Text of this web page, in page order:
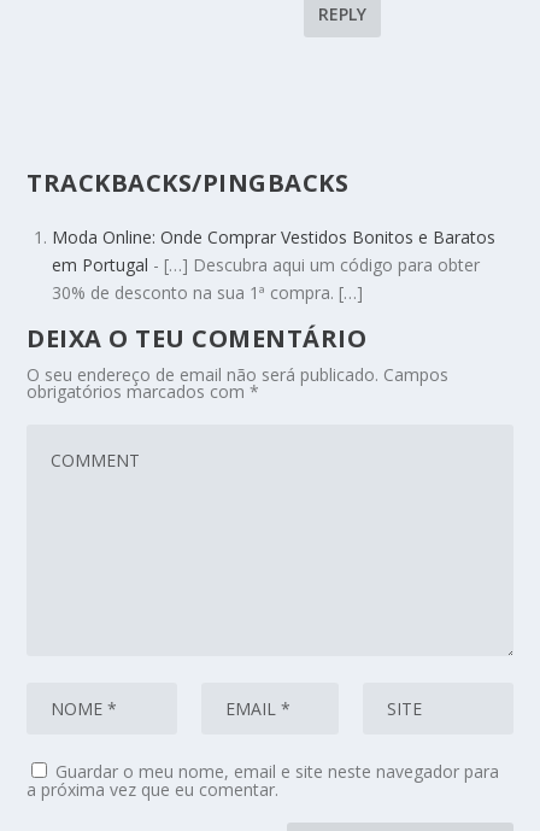
REPLY
TRACKBACKS/PINGBACKS
Moda Online: Onde Comprar Vestidos Bonitos e Baratos
em Portugal - […] Descubra aqui um código para obter
30% de desconto na sua 1ª compra. […]
DEIXA O TEU COMENTÁRIO
O seu endereço de email não será publicado. Campos
obrigatórios marcados com*
Guardar o meu nome, email e site neste navegador para
a próxima vez que eu comentar.